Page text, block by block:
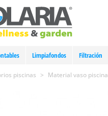
Limpiafondos Filtración
piscinas > Material vaso piscina